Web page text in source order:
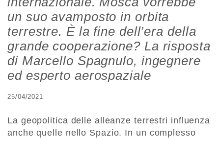
un suo avamposto in orbita
terrestre. È la fine dell’era della
grande cooperazione? La risposta
di Marcello Spagnulo, ingegnere
ed esperto aerospaziale
25/04/2021
La geopolitica delle alleanze terrestri influenza
anche quelle nello Spazio. In un complesso